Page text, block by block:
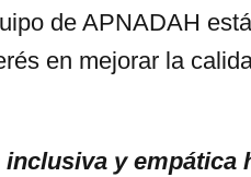
de APNADAH
en mejorar la
y empática